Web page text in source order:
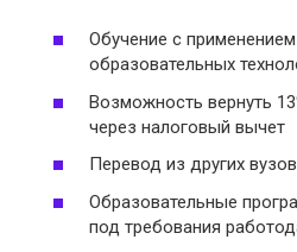
Обучение с
образовательных
Возможность вернуть
через налоговый вычет
Перевод из других
Образовательные
под требования